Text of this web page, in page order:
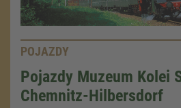
POJAZDY
Pojazdy Muzeum Kolei
Chemnitz-Hilbersdorf